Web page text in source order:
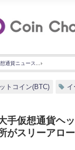
通貨ニュース
トコイン(BTC) イ
手仮想通貨ヘ
がスリーアロ